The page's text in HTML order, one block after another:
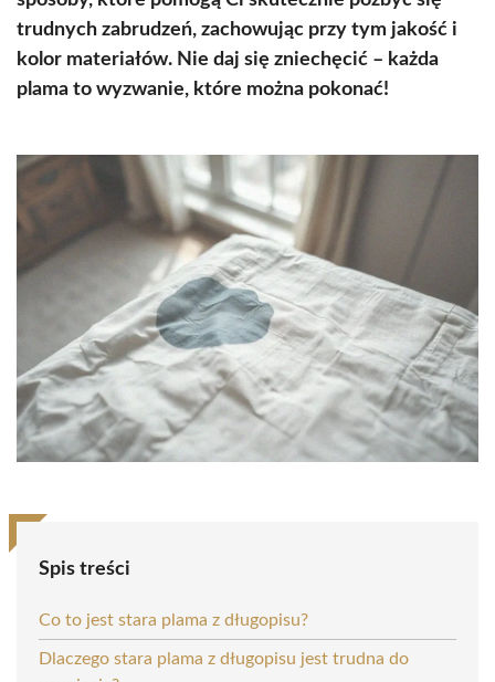
trudnych zabrudzeń, zachowując przy tym jakość i
kolor materiałów. Nie daj się zniechęcić – każda
plama to wyzwanie, które można pokonać!
Spis treści
Co to jest stara plama z długopisu?
Dlaczego stara plama z długopisu jest trudna do